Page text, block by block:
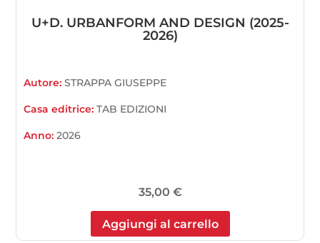
U+D. URBANFORM AND DESIGN (2025-
2026)
Autore:STRAPPA GIUSEPPE
Casa editrice:TAB EDIZIONI
Anno:2026
35,00 €
Aggiungi al carrello